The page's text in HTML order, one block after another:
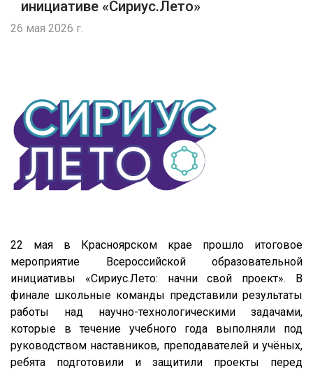
инициативе «Сириус.Лето»
26 мая 2026 г.
22 мая в Красноярском крае прошло итоговое
мероприятие Всероссийской образовательной
инициативы «Сириус.Лето: начни свой проект». В
финале школьные команды представили результаты
работы над научно-технологическими задачами,
которые в течение учебного года выполняли под
руководством наставников, преподавателей и учёных,
ребята подготовили и защитили проекты перед